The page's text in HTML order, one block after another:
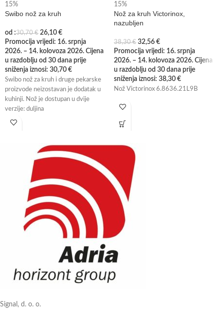
15%
Swibo nož za kruh
od :30,70€ 26,10 €
Promocija vrijedi: 16. srpnja
2026. – 14. kolovoza 2026. Cijena
u razdoblju od 30 dana prije
sniženja iznosi: 30,70 €
Swibo nož za kruh i druge pekarske
proizvode neizostavan je dodatak u
kuhinji. Nož je dostupan u dvije
verzije: duljina
15%
Nož za kruh Victorinox,
nazubljen
38,30€ 32,56 €
Promocija vrijedi: 16. srpnja
2026. – 14. kolovoza 2026. Cijena
u razdoblju od 30 dana prije
sniženja iznosi: 38,30 €
Nož Victorinox 6.8636.21L9B
Signal, d. o. o.